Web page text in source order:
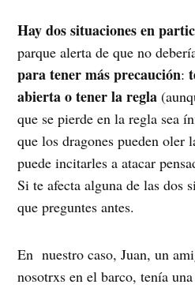
Hay dos situaciones en
parque alerta de que no
para tener más precaución:
abierta o tener la regla
que se pierde en la regla sea
que los dragones pueden oler
puede incitarles a atacar
Si te afecta alguna de las dos
que preguntes antes.
En nuestro caso, Juan, un
nosotrxs en el barco, tenía